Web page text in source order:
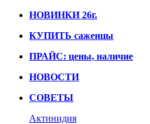
НОВИНКИ 26г.
КУПИТЬ саженцы
ПРАЙС: цены, наличие
НОВОСТИ
СОВЕТЫ
Актинидия